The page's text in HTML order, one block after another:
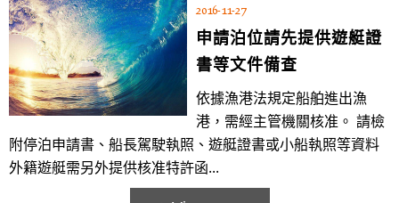
2016-11-27
申請泊位請先提供遊艇證
書等文件備查
依據漁港法規定船舶進出漁
港，需經主管機關核准。 請檢
附停泊申請書、船長駕駛執照、遊艇證書或小船執照等資料
外籍遊艇需另外提供核准特許函...